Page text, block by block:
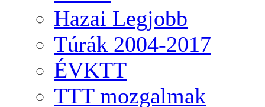
Hazai Legjobb
Túrák 2004-2017
ÉVKTT
TTT mozgalmak